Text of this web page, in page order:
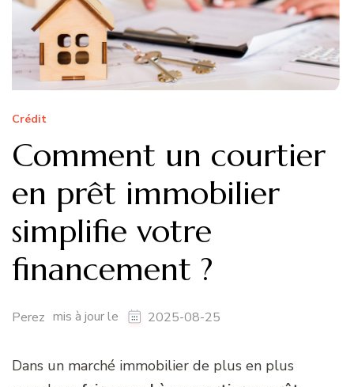
Crédit
Comment un courtier
en prêt immobilier
simplifie votre
financement ?
Perez mis à jour le 2025-08-25
Dans un marché immobilier de plus en plus